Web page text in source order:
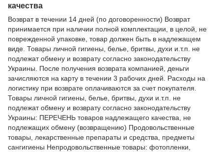
качества
Возврат в течении 14 дней (по договоренности) Возврат
принимается при наличии полной комплектации, в целой, не
поврежденной упаковке, товар должен быть в надлежащем
виде. Товары личной гигиены, белье, бритвы, духи и.т.п. не
подлежат обмену и возврату согласно законодательству
Украины. После получения возврата компанией, деньги
зачисляются на карту в течении 3 рабочих дней. Расходы на
логистику при возврате оплачиваются за счет покупателя.
Товары личной гигиены, белье, бритвы, духи и.т.п. не
подлежат обмену и возврату согласно законодательству
Украины: ПЕРЕЧЕНЬ товаров надлежащего качества, не
подлежащих обмену (возвращению) Продовольственные
товары, лекарственные препараты и средства, предметы
сангигиены Непродовольственные товары: фотопленки,